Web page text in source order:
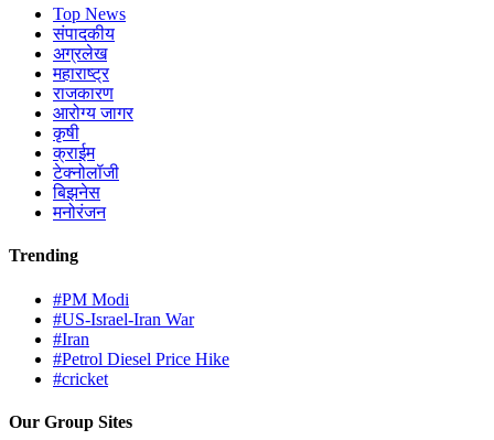
Top News
संपादकीय
अग्रलेख
महाराष्ट्र
राजकारण
आरोग्य जागर
कृषी
क्राईम
टेक्नोलॉजी
बिझनेस
मनोरंजन
Trending
#PM Modi
#US-Israel-Iran War
#Iran
#Petrol Diesel Price Hike
#cricket
Our Group Sites